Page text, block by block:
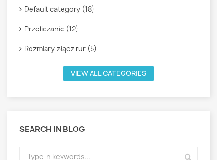
Default category (18)
Przeliczanie (12)
Rozmiary złącz rur (5)
VIEW ALL CATEGORIES
SEARCH IN BLOG